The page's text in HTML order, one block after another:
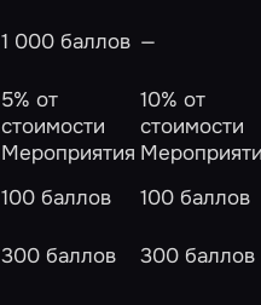
1 000 баллов —
5% от
стоимости
Мероприятия
10% от
стоимости
100 баллов
100 баллов
300 баллов 300 баллов